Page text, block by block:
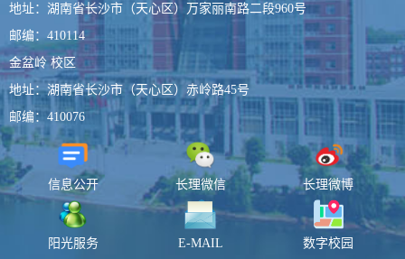
地址：湖南省长沙市（天心区）万家丽南路二段960号
邮编：410114
金盆岭 校区
地址：湖南省长沙市（天心区）赤岭路45号
邮编：410076
信息公开 长理微信 长理微博
阳光服务 E-MAIL 数字校园